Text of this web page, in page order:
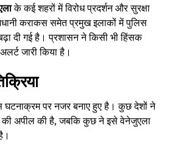
के कई शहरों में विरोध प्रदर्शन और सुरक्षा
कराकस समेत प्रमुख इलाकों में पुलिस
दी गई है। प्रशासन ने किसी भी हिंसक
जारी किया है।
घटनाक्रम पर नजर बनाए हुए है। कुछ देशों ने
की अपील की है, जबकि कुछ ने इसे वेनेजुएला